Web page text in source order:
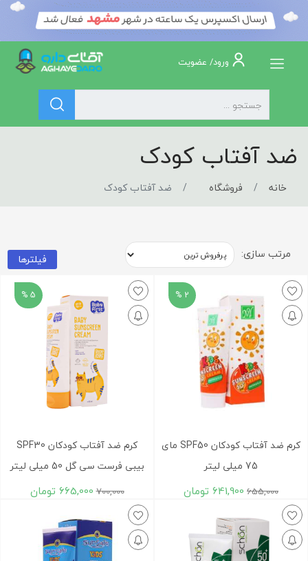
ورود/ عضویت
ضد آفتاب کودک
خانه فروشگاه ضد آفتاب کودک
مرتب سازی: فیلترها
2 %
کرم ضد آفتاب کودکان SPF50 مای
75 میلی لیتر
655,000
641,900 تومان
5 %
کرم ضد آفتاب کودکان SPF30
بیبی فرست سی گل 50 میلی لیتر
700,000
665,000 تومان